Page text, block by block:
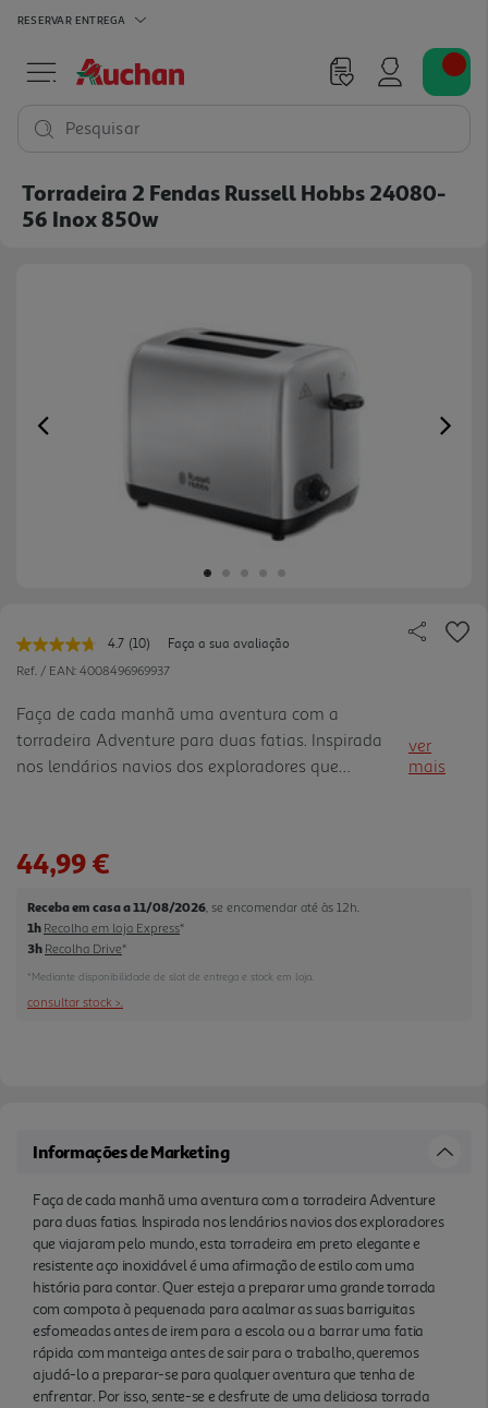
RESERVAR ENTREGA
Pesquisar
Torradeira 2 Fendas Russell Hobbs 24080-
56 Inox 850w
Previous
4.7 Leu
10
Link
para
a
mesma
página.
(10)
Faça a sua avaliação
Ref. / EAN: 4008496969937
Faça de cada manhã uma aventura com a
torradeira Adventure para duas fatias. Inspirada
nos lendários navios dos exploradores que
Quer esteja a preparar uma grande torrada com
compota à pequenada para acalmar as suas
barriguitas esfomeadas antes de irem para a
escola ou a barrar uma fatia rápida com manteiga
antes de sair para o trabalho, queremos ajudá-lo a
preparar-se para qualquer aventura que tenha de
ver
mais
44,99 €
Receba em casa a 11/08/2026, se encomendar até às 12h.
1h Recolha em loja Express*
3h Recolha Drive*
*Mediante disponibilidade de slot de entrega e stock em loja.
consultar stock >.
Informações de Marketing
Faça de cada manhã uma aventura com a torradeira Adventure
para duas fatias. Inspirada nos lendários navios dos exploradores
que viajaram pelo mundo, esta torradeira em preto elegante e
resistente aço inoxidável é uma afirmação de estilo com uma
história para contar. Quer esteja a preparar uma grande torrada
com compota à pequenada para acalmar as suas barriguitas
esfomeadas antes de irem para a escola ou a barrar uma fatia
rápida com manteiga antes de sair para o trabalho, queremos
ajudá-lo a preparar-se para qualquer aventura que tenha de
enfrentar. Por isso, sente-se e desfrute de uma deliciosa torrada